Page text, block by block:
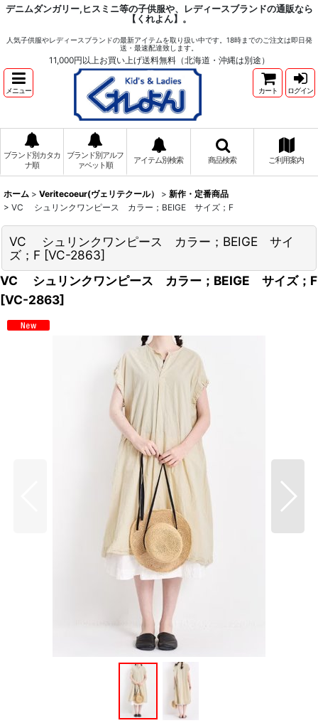
デニムダンガリー,ヒスミニ等の子供服や、レディースブランドの通販なら
【くれよん】。
人気子供服やレディースブランドの最新アイテムを取り扱い中です。18時までのご注文は即日発
送・最速配達致します。
11,000円以上お買い上げ送料無料（北海道・沖縄は別途）
メニュー カート ログイン
ブランド別カタカ
ナ順
ブランド別アルフ
ァベット順
アイテム別検索 商品検索 ご利用案内
ホーム > Veritecoeur(ヴェリテクール） > 新作・定番商品
> VC シュリンクワンピース カラー；BEIGE サイズ；F
VC シュリンクワンピース カラー；BEIGE サイ
ズ；F [VC-2863]
VC シュリンクワンピース カラー；BEIGE サイズ；F
[VC-2863]